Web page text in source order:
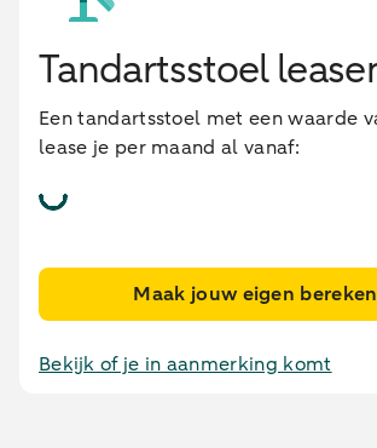
Tandartsstoel
Een tandartsstoel met een waarde
lease je per maand al vanaf:
Maak jouw eigen
Bekijk of je in aanmerking komt